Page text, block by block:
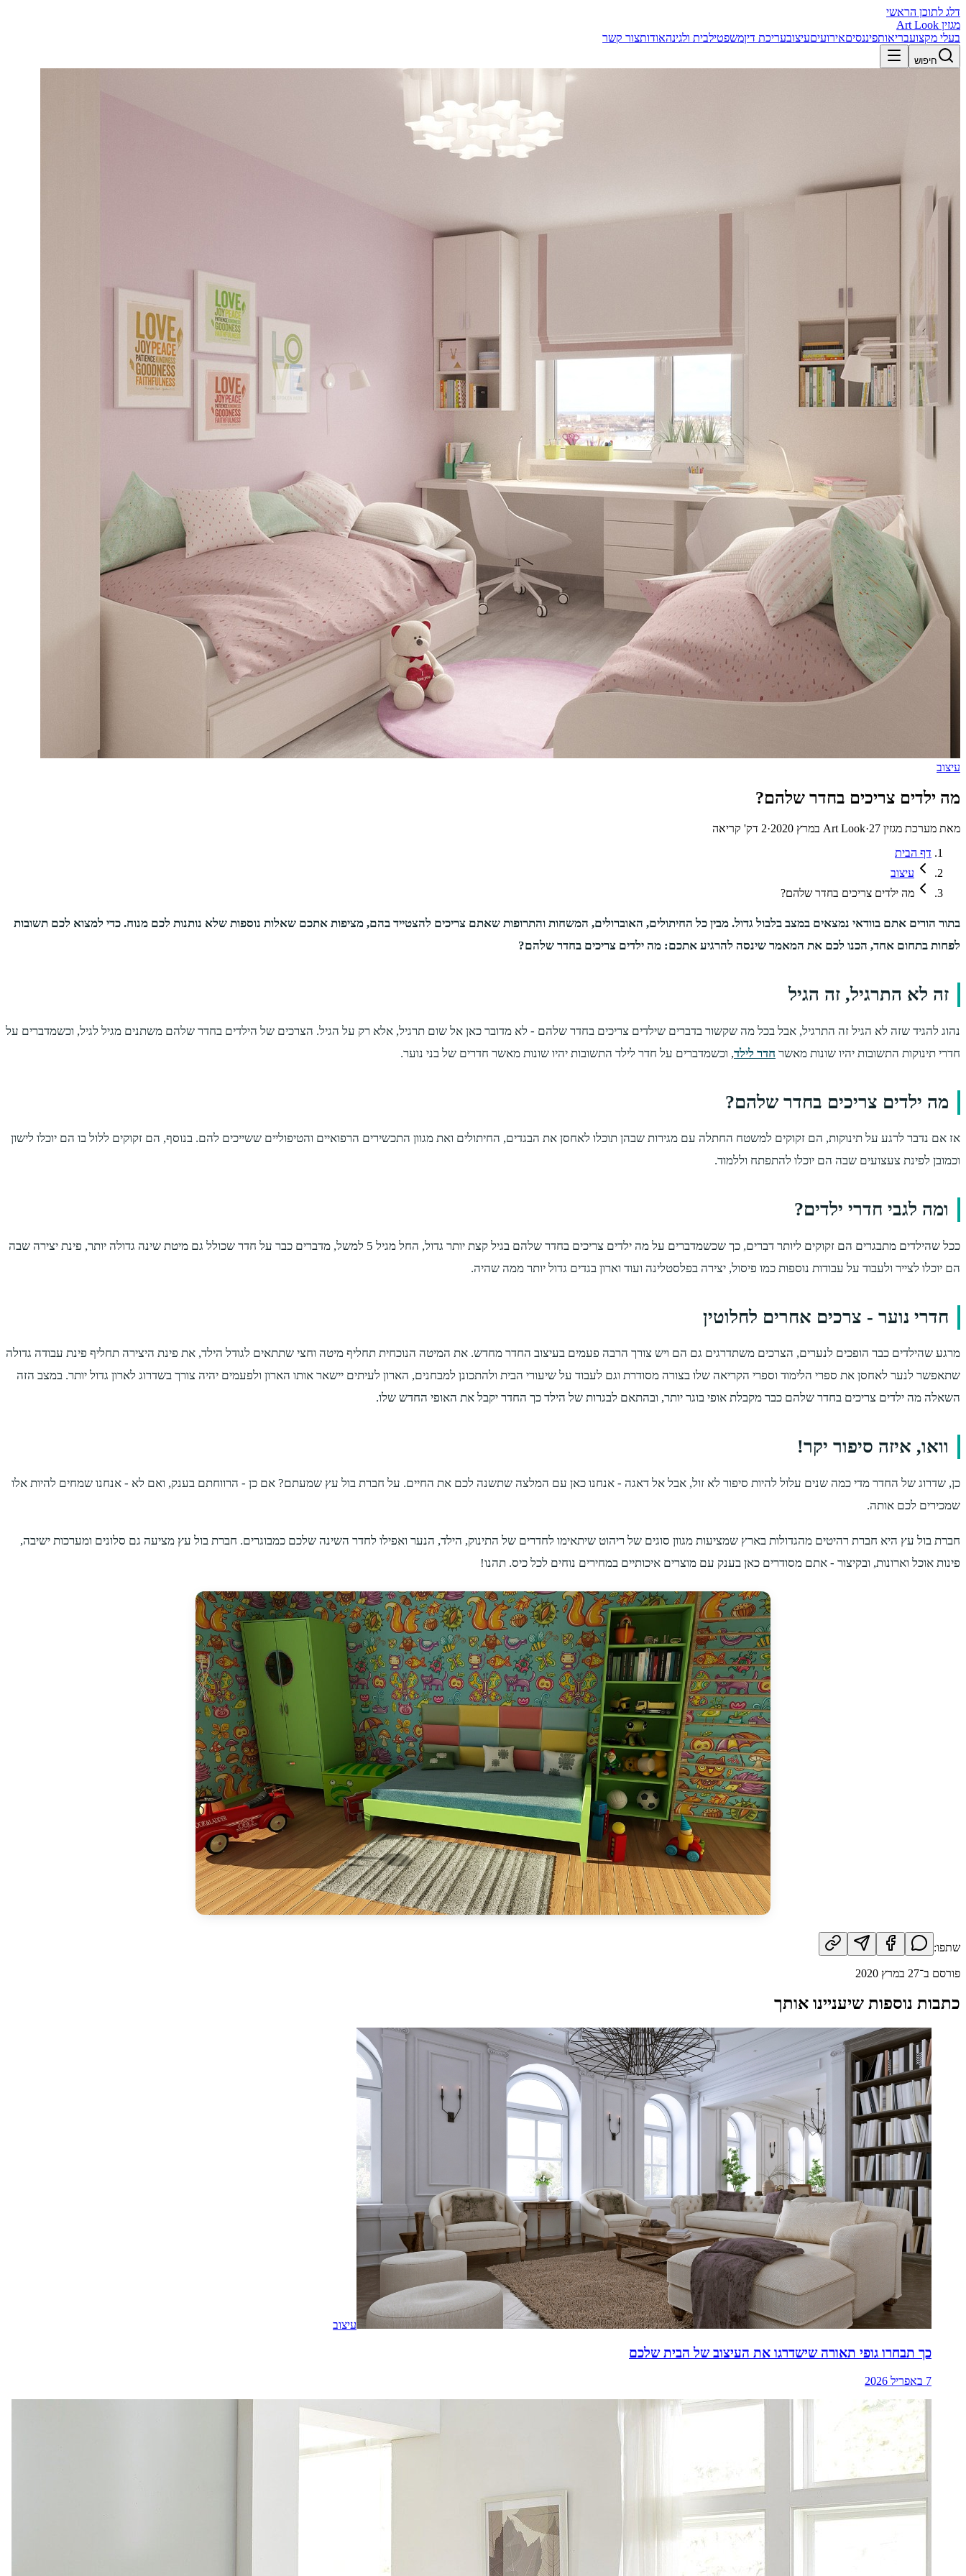
דלג לתוכן הראשי
מגזין Art Look
בעלי מקצועבריאותפיננסיםאירועיםעיצובעריכת דיןמשפטילבית ולגינהאודותצור קשר
חיפוש
עיצוב
מה ילדים צריכים בחדר שלהם?
מאת מערכת מגזין Art Look ·27 במרץ 2020 ·
2 דק' קריאה
דף הבית
עיצוב
מה ילדים צריכים בחדר שלהם?
בתור הורים אתם בוודאי נמצאים במצב בלבול גדול. מבין כל החיתולים, האוברולים, המשחות והתרופות שאתם צריכים להצטייד בהם, מציפות אתכם שאלות נוספות שלא נותנות לכם מנוח. כדי למצוא לכם תשובות
לפחות בתחום אחד, הכנו לכם את המאמר שינסה להרגיע אתכם: מה ילדים צריכים בחדר שלהם?
זה לא התרגיל, זה הגיל
נהוג להגיד שזה לא הגיל זה התרגיל, אבל בכל מה שקשור בדברים שילדים צריכים בחדר שלהם - לא מדובר כאן אל שום תרגיל, אלא רק על הגיל. הצרכים של הילדים בחדר שלהם משתנים מגיל לגיל, וכשמדברים על
חדרי תינוקות התשובות יהיו שונות מאשר חדר לילד, וכשמדברים על חדר לילד התשובות יהיו שונות מאשר חדרים של בני נוער.
מה ילדים צריכים בחדר שלהם?
אז אם נדבר לרגע על תינוקות, הם זקוקים למשטח החתלה עם מגירות שבהן תוכלו לאחסן את הבגדים, החיתולים ואת מגוון התכשירים הרפואיים והטיפוליים ששייכים להם. בנוסף, הם זקוקים ללול בו הם יוכלו לישון
וכמובן לפינת צעצועים שבה הם יוכלו להתפתח וללמוד.
ומה לגבי חדרי ילדים?
ככל שהילדים מתבגרים הם זקוקים ליותר דברים, כך שכשמדברים על מה ילדים צריכים בחדר שלהם בגיל קצת יותר גדול, החל מגיל 5 למשל, מדברים כבר על חדר שכולל גם מיטת שינה גדולה יותר, פינת יצירה שבה
הם יוכלו לצייר ולעבוד על עבודות נוספות כמו פיסול, יצירה בפלסטלינה ועוד וארון בגדים גדול יותר ממה שהיה.
חדרי נוער - צרכים אחרים לחלוטין
מרגע שהילדים כבר הופכים לנערים, הצרכים משתדרגים גם הם ויש צורך הרבה פעמים בעיצוב החדר מחדש. את המיטה הנוכחית תחליף מיטה וחצי שתתאים לגודל הילד, את פינת היצירה תחליף פינת עבודה גדולה
שתאפשר לנער לאחסן את ספרי הלימוד וספרי הקריאה שלו בצורה מסודרת וגם לעבוד על שיעורי הבית ולהתכונן למבחנים, הארון לעיתים יישאר אותו הארון ולפעמים יהיה צורך בשדרוג לארון גדול יותר. במצב הזה
השאלה מה ילדים צריכים בחדר שלהם כבר מקבלת אופי בוגר יותר, ובהתאם לבגרות של הילד כך החדר יקבל את האופי החדש שלו.
וואו, איזה סיפור יקר!
כן, שדרוג של החדר מדי כמה שנים עלול להיות סיפור לא זול, אבל אל דאגה - אנחנו כאן עם המלצה שתשנה לכם את החיים. על חברת בול עץ שמעתם? אם כן - הרווחתם בענק, ואם לא - אנחנו שמחים להיות אלו
שמכירים לכם אותה.
חברת בול עץ היא חברת רהיטים מהגדולות בארץ שמציעות מגוון סוגים של ריהוט שיתאימו לחדרים של התינוק, הילד, הנער ואפילו לחדר השינה שלכם כמבוגרים. חברת בול עץ מציעה גם סלונים ומערכות ישיבה,
פינות אוכל וארונות, ובקיצור - אתם מסודרים כאן בענק עם מוצרים איכותיים במחירים נוחים לכל כיס. תהנו!
שתפו:
פורסם ב־27 במרץ 2020
כתבות נוספות שיעניינו אותך
עיצוב
כך תבחרו גופי תאורה שישדרגו את העיצוב של הבית שלכם
7 באפריל 2026